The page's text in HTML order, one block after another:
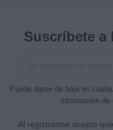
Suscríbete a
Puede darse de baja en
información de
Al registrarme acepto